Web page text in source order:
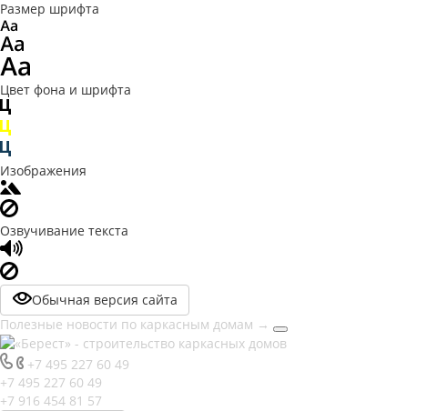
Размер шрифта
Цвет фона и шрифта
Изображения
Озвучивание текста
Обычная версия сайта
Полезные новости по каркасным домам →
+7 495 227 60 49
+7 495 227 60 49
+7 916 454 81 57